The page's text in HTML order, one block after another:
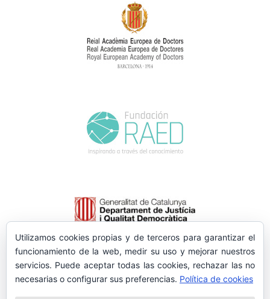
Utilizamos cookies propias y de terceros para garantizar el
funcionamiento de la web, medir su uso y mejorar nuestros
servicios. Puede aceptar todas las cookies, rechazar las no
necesarias o configurar sus preferencias. Política de cookies